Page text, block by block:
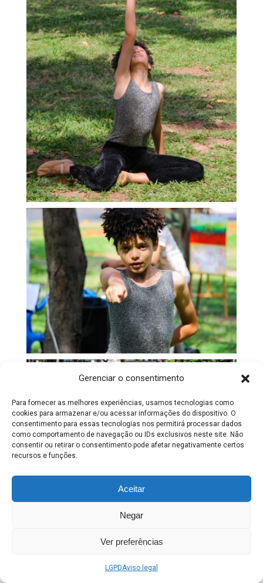
Gerenciar o consentimento
Para fornecer as melhores experiências, usamos tecnologias como
cookies para armazenar e/ou acessar informações do dispositivo. O
consentimento para essas tecnologias nos permitirá processar dados
como comportamento de navegação ou IDs exclusivos neste site. Não
consentir ou retirar o consentimento pode afetar negativamente certos
recursos e funções.
Aceitar
Negar
Ver preferências
LGPDAviso legal